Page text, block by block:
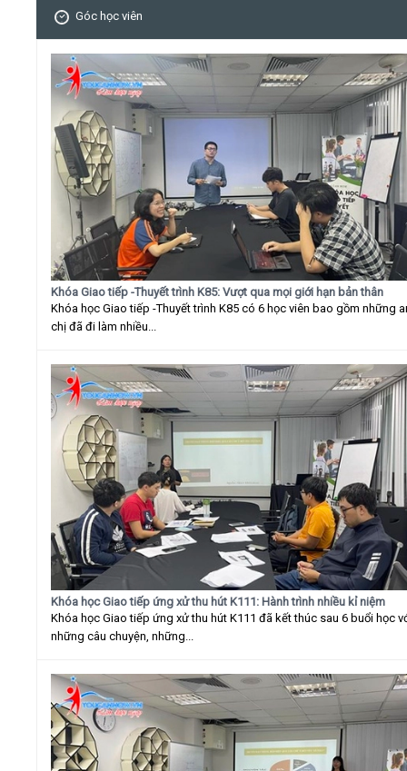
Góc học viên
Khóa Giao tiếp -Thuyết trình K85: Vượt qua mọi giới hạn bản thân
Khóa học Giao tiếp -Thuyết trình K85 có 6 học viên bao gồm những
chị đã đi làm nhiều...
Khóa học Giao tiếp ứng xử thu hút K111: Hành trình nhiều kỉ niệm
Khóa học Giao tiếp ứng xử thu hút K111 đã kết thúc sau 6 buổi học
những câu chuyện, những...